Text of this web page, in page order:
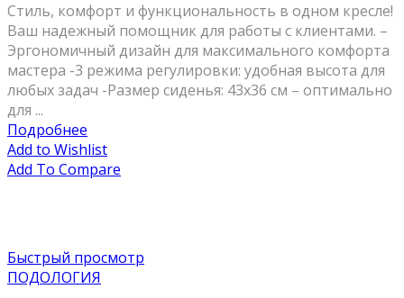
Стиль, комфорт и функциональность в одном кресле!
Ваш надежный помощник для работы с клиентами. –
Эргономичный дизайн для максимального комфорта
мастера -3 режима регулировки: удобная высота для
любых задач -Размер сиденья: 43х36 см – оптимально
для ...
Подробнее
Add to Wishlist
Add To Compare
Быстрый просмотр
ПОДОЛОГИЯ